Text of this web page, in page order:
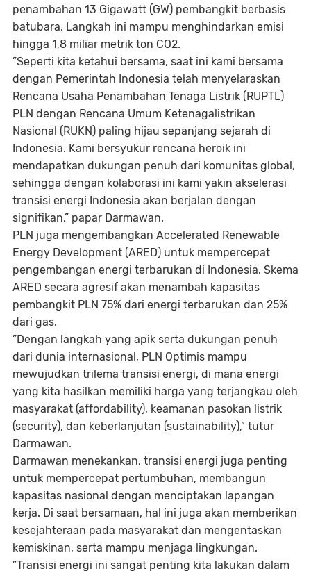
penambahan 13 Gigawatt (GW) pembangkit berbasis
batubara. Langkah ini mampu menghindarkan emisi
hingga 1,8 miliar metrik ton CO2.
”Seperti kita ketahui bersama, saat ini kami bersama
dengan Pemerintah Indonesia telah menyelaraskan
Rencana Usaha Penambahan Tenaga Listrik (RUPTL)
PLN dengan Rencana Umum Ketenagalistrikan
Nasional (RUKN) paling hijau sepanjang sejarah di
Indonesia. Kami bersyukur rencana heroik ini
mendapatkan dukungan penuh dari komunitas global,
sehingga dengan kolaborasi ini kami yakin akselerasi
transisi energi Indonesia akan berjalan dengan
signifikan,” papar Darmawan.
PLN juga mengembangkan Accelerated Renewable
Energy Development (ARED) untuk mempercepat
pengembangan energi terbarukan di Indonesia. Skema
ARED secara agresif akan menambah kapasitas
pembangkit PLN 75% dari energi terbarukan dan 25%
dari gas.
”Dengan langkah yang apik serta dukungan penuh
dari dunia internasional, PLN Optimis mampu
mewujudkan trilema transisi energi, di mana energi
yang kita hasilkan memiliki harga yang terjangkau oleh
masyarakat (affordability), keamanan pasokan listrik
(security), dan keberlanjutan (sustainability),” tutur
Darmawan.
Darmawan menekankan, transisi energi juga penting
untuk mempercepat pertumbuhan, membangun
kapasitas nasional dengan menciptakan lapangan
kerja. Di saat bersamaan, hal ini juga akan memberikan
kesejahteraan pada masyarakat dan mengentaskan
kemiskinan, serta mampu menjaga lingkungan.
”Transisi energi ini sangat penting kita lakukan dalam